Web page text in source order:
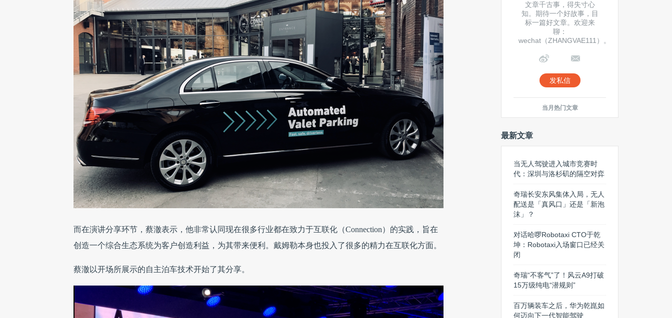
而在演讲分享环节，蔡澈表示，他非常认同现在很多行业都在致力于互联化（Connection）的实践，旨在
创造一个综合生态系统为客户创造利益，为其带来便利。戴姆勒本身也投入了很多的精力在互联化方面。
蔡澈以开场所展示的自主泊车技术开始了其分享。
文章千古事，得失寸心
知。期待一个好故事，目
标一篇好文章。欢迎来
聊：
wechat（ZHANGVAE111）。
发私信
当月热门文章
最新文章
当无人驾驶进入城市竞赛时
代：深圳与洛杉矶的隔空对弈
奇瑞长安东风集体入局，无人
配送是「真风口」还是「新泡
沫」？
对话哈啰Robotaxi CTO于乾
坤：Robotaxi入场窗口已经关
闭
奇瑞“不客气”了！风云A9打破
15万级纯电“潜规则”
百万辆装车之后，华为乾崑如
何迈向下一代智能驾驶